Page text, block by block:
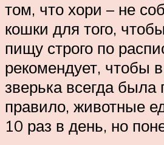
том, что хори – не
кошки для того,
пищу строго по
рекомендует, чтобы
зверька всегда была
правило, животные
10 раз в день, но